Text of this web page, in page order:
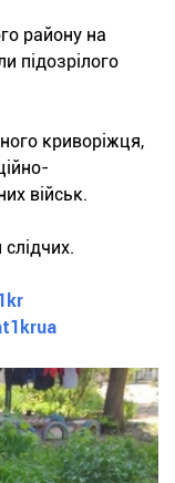
району на
підозрілого
криворіжця,
військ.